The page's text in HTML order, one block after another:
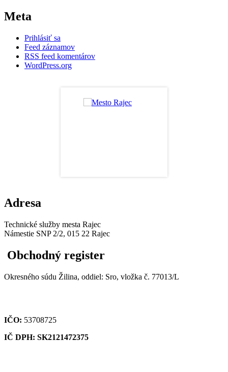
Meta
Prihlásiť sa
Feed záznamov
RSS feed komentárov
WordPress.org
Adresa
Technické služby mesta Rajec
Námestie SNP 2/2, 015 22 Rajec
Obchodný register
Okresného súdu Žilina, oddiel: Sro, vložka č. 77013/L
IČO: 53708725
IČ DPH: SK2121472375